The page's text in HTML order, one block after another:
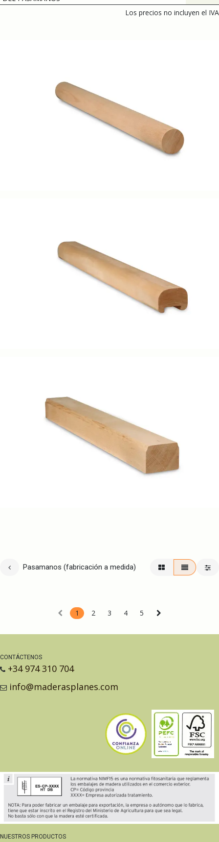
Los precios no incluyen el IVA
Pasamanos (fabricación a medida)
1 2 3 4 5
CONTÁCTENOS
+34 974 310 704
info@maderasplanes.com
NUESTROS PRODUCTOS